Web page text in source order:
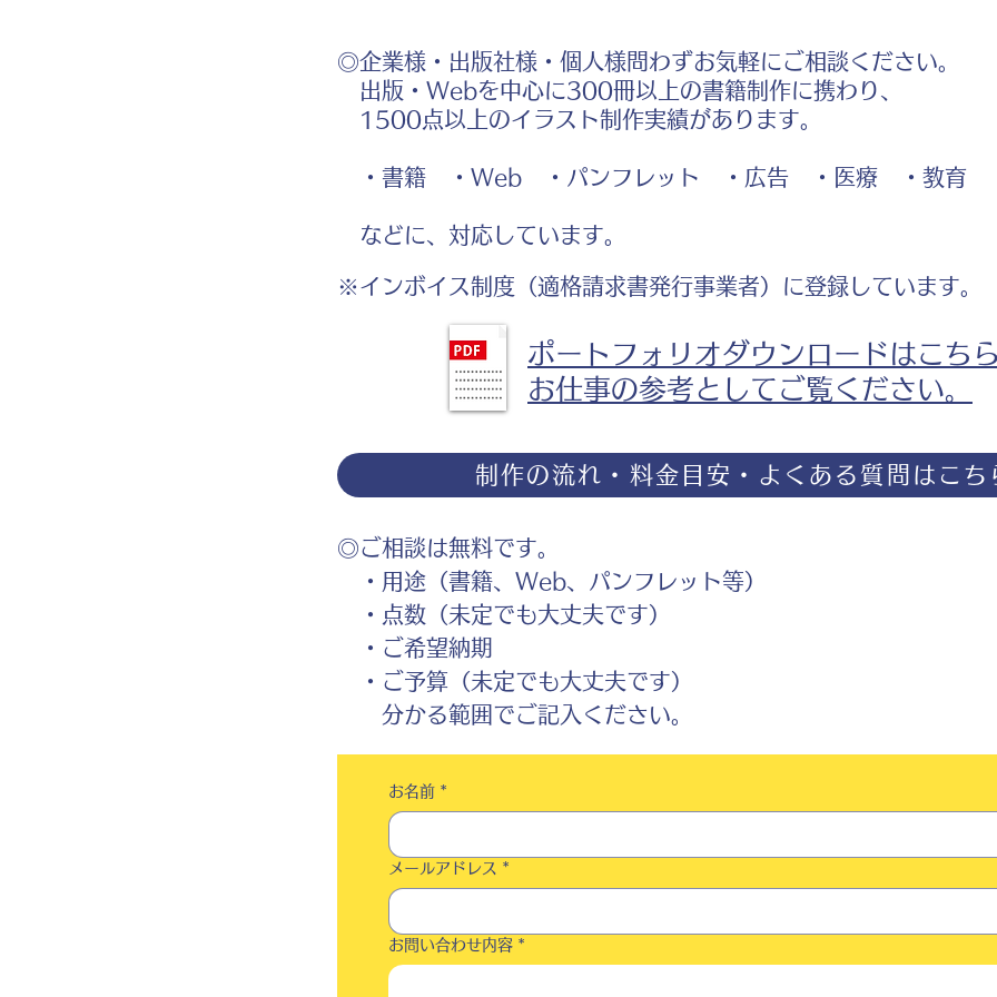
◎企業様・出版社様・個人様問わずお気軽にご相談ください。
出版・Webを中心に300冊以上の書籍制作に携わり、
1500点以上のイラスト制作実績があります。
・書籍 ・Web ・パンフレット ・広告 ・医療 ・教育
などに、対応しています。
※インボイス制度（適格請求書発行事業者）に登録しています。
ポートフォリオダウンロードはこち
お仕事の参考としてご覧ください。
制作の流れ・料金目安・よくある質問はこち
◎ご相談は無料です。
・用途（書籍、Web、パンフレット等）
・点数（未定でも大丈夫です）
・ご希望納期
・ご予算（未定でも大丈夫です）
分かる範囲でご記入ください。
お名前 *
メールアドレス *
お問い合わせ内容 *